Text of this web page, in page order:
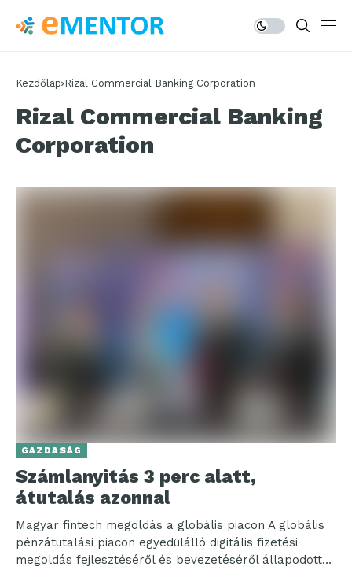
Kezdőlap Rizal Commercial Banking Corporation
Rizal Commercial Banking
Corporation
GAZDASÁG
Számlanyitás 3 perc alatt,
átutalás azonnal
Magyar fintech megoldás a globális piacon A globális
pénzátutalási piacon egyedülálló digitális fizetési
megoldás fejlesztéséről és bevezetéséről állapodott